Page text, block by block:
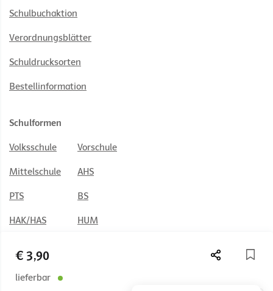
€ 3,90
lieferbar
Schulbuchaktion
Verordnungsblätter
Schuldrucksorten
Bestellinformation
Schulformen
Volksschule Vorschule
Mittelschule AHS
PTS BS
HAK/HAS HUM